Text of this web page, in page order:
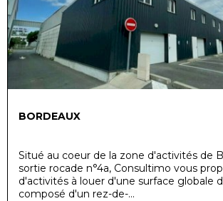
BORDEAUX
Situé au coeur de la zone d'activités de
sortie rocade n°4a, Consultimo vous
d'activités à louer d'une surface globale
composé d'un rez-de-...